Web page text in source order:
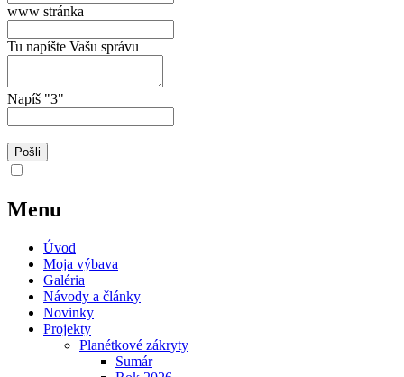
www stránka
Tu napíšte Vašu správu
Napíš "3"
Menu
Úvod
Moja výbava
Galéria
Návody a články
Novinky
Projekty
Planétkové zákryty
Sumár